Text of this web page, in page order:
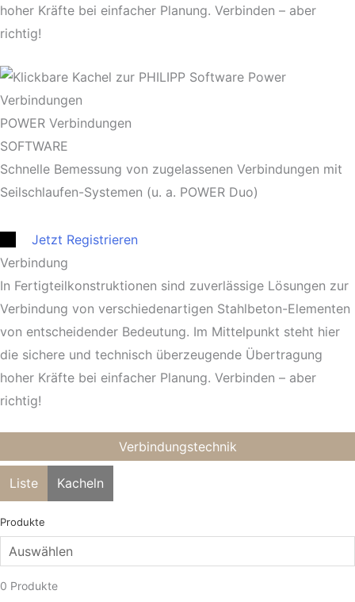
hoher Kräfte bei einfacher Planung. Verbinden – aber
richtig!
POWER Verbindungen
SOFTWARE
Schnelle Bemessung von zugelassenen Verbindungen mit
Seilschlaufen-Systemen (u. a. POWER Duo)
Jetzt Registrieren
Verbindung
In Fertigteilkonstruktionen sind zuverlässige Lösungen zur
Verbindung von verschiedenartigen Stahlbeton-Elementen
von entscheidender Bedeutung. Im Mittelpunkt steht hier
die sichere und technisch überzeugende Übertragung
hoher Kräfte bei einfacher Planung. Verbinden – aber
richtig!
Verbindungstechnik
Liste Kacheln
Produkte
0 Produkte